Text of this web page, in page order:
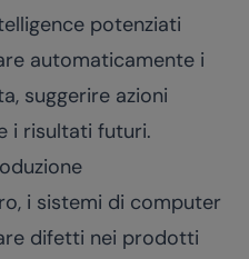
potenziati
automaticamente i
suggerire azioni
i risultati futuri.
i sistemi di computer
difetti nei prodotti